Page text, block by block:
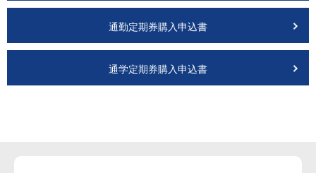
通勤定期券購入申込書
通学定期券購入申込書